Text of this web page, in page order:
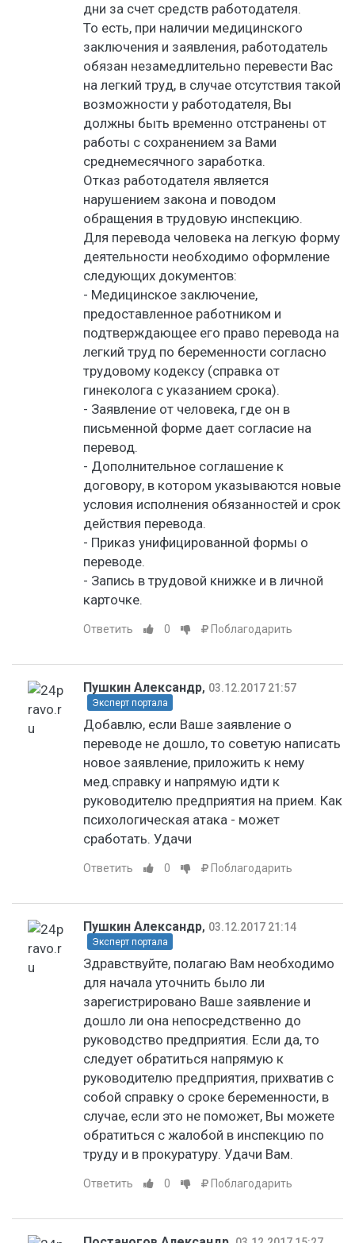
дни за счет средств работодателя.
То есть, при наличии медицинского
заключения и заявления, работодатель
обязан незамедлительно перевести Вас
на легкий труд, в случае отсутствия такой
возможности у работодателя, Вы
должны быть временно отстранены от
работы с сохранением за Вами
среднемесячного заработка.
Отказ работодателя является
нарушением закона и поводом
обращения в трудовую инспекцию.
Для перевода человека на легкую форму
деятельности необходимо оформление
следующих документов:
- Медицинское заключение,
предоставленное работником и
подтверждающее его право перевода на
легкий труд по беременности согласно
трудовому кодексу (справка от
гинеколога с указанием срока).
- Заявление от человека, где он в
письменной форме дает согласие на
перевод.
- Дополнительное соглашение к
договору, в котором указываются новые
условия исполнения обязанностей и срок
действия перевода.
- Приказ унифицированной формы о
переводе.
- Запись в трудовой книжке и в личной
карточке.
Ответить 0 Поблагодарить
Пушкин Александр, 03.12.2017 21:57
Эксперт портала
Добавлю, если Ваше заявление о
переводе не дошло, то советую написать
новое заявление, приложить к нему
мед.справку и напрямую идти к
руководителю предприятия на прием. Как
психологическая атака - может
сработать. Удачи
Ответить 0 Поблагодарить
Пушкин Александр, 03.12.2017 21:14
Эксперт портала
Здравствуйте, полагаю Вам необходимо
для начала уточнить было ли
зарегистрировано Ваше заявление и
дошло ли она непосредственно до
руководство предприятия. Если да, то
следует обратиться напрямую к
руководителю предприятия, прихватив с
собой справку о сроке беременности, в
случае, если это не поможет, Вы можете
обратиться с жалобой в инспекцию по
труду и в прокуратуру. Удачи Вам.
Ответить 0 Поблагодарить